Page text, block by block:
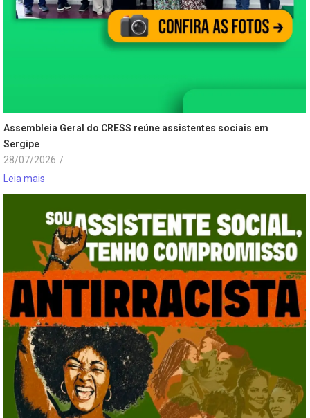
Assembleia Geral do CRESS reúne assistentes sociais em
Sergipe
28/07/2026 /
Leia mais